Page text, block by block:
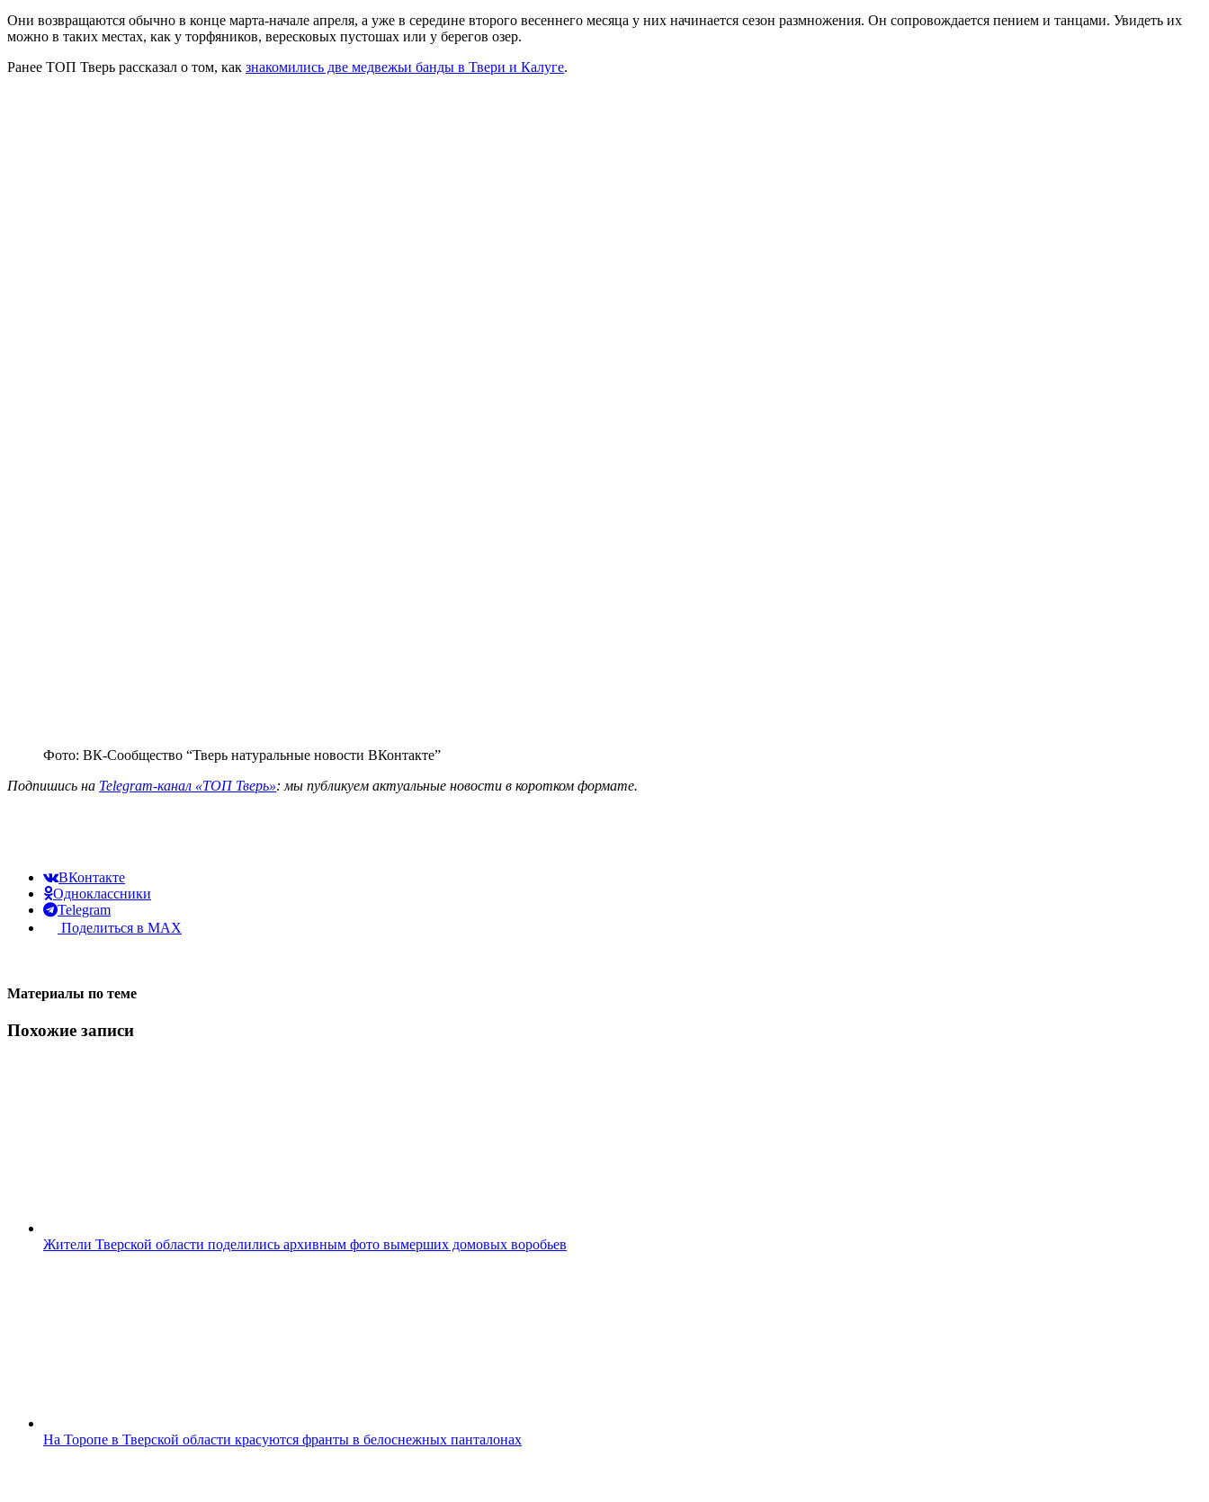
Они возвращаются обычно в конце марта-начале апреля, а уже в середине второго весеннего месяца у них начинается сезон размножения. Он сопровождается пением и танцами. Увидеть их
можно в таких местах, как у торфяников, вересковых пустошах или у берегов озер.
Ранее ТОП Тверь рассказал о том, как знакомились две медвежьи банды в Твери и Калуге.
Фото: ВК-Сообщество “Тверь натуральные новости ВКонтакте”
Подпишись на Telegram-канал «ТОП Тверь»: мы публикуем актуальные новости в коротком формате.
ВКонтакте
Одноклассники
Telegram
Поделиться в MAX
Материалы по теме
Похожие записи
Жители Тверской области поделились архивным фото вымерших домовых воробьев
На Торопе в Тверской области красуются франты в белоснежных панталонах